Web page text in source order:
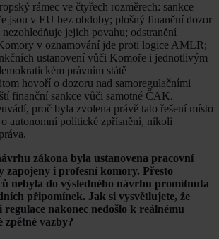
rámec ve čtyřech rozměrech: sankce
jsou v EU bez obdoby; plošný finanční dozor
jejich povahu; odstranění
v oznamování jde proti logice AMLR;
ustanovení vůči Komoře i jednotlivým
právním státě
hovoří o dozoru nad samoregulačními
finanční sankce vůči samotné ČAK.
proč byla zvolena právě tato řešení místo
autonomní politické zpřísnění, nikoli
zákona byla ustanovena pracovní
zapojeny i profesní komory. Přesto
nebyla do výsledného návrhu promítnuta
připomínek. Jak si vysvětlujete, že
nakonec nedošlo k reálnému
zpětné vazby?